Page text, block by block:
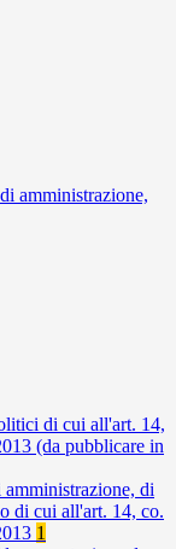
amministrazione,
di cui all'art. 14,
(da pubblicare in
di
di cui all'art. 14, co.
1